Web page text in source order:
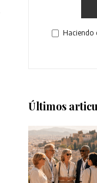
Haciendo
Últimos